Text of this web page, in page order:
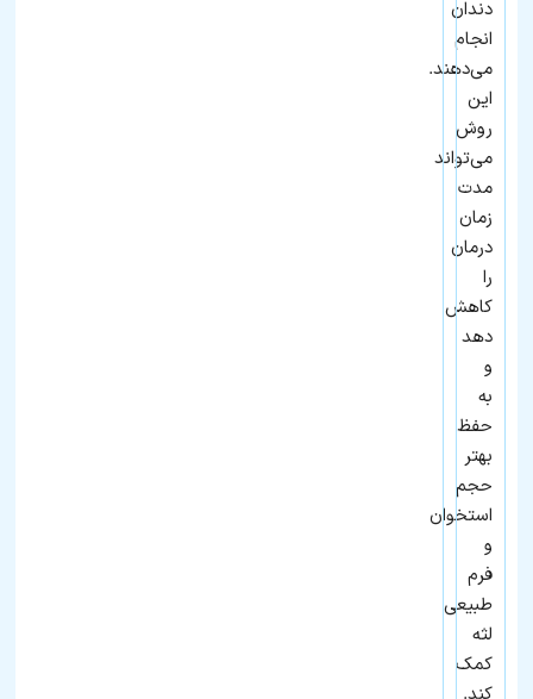
دندان
انجام
می‌دهند.
این
روش
می‌تواند
مدت
زمان
درمان
را
کاهش
دهد
و
به
حفظ
بهتر
حجم
استخوان
و
فرم
طبیعی
لثه
کمک